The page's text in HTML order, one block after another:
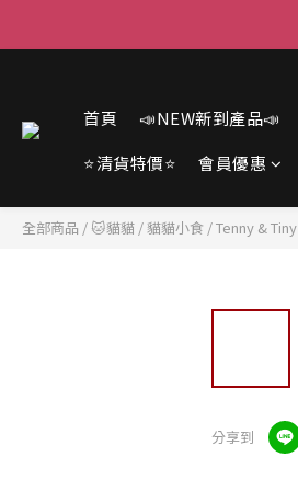
首頁 📣NEW新到產品📣
⭐清貨特價⭐
會員優惠
全部商品 / 🐱貓貓 /貓貓小食 /Tenny & Tiny
分享到